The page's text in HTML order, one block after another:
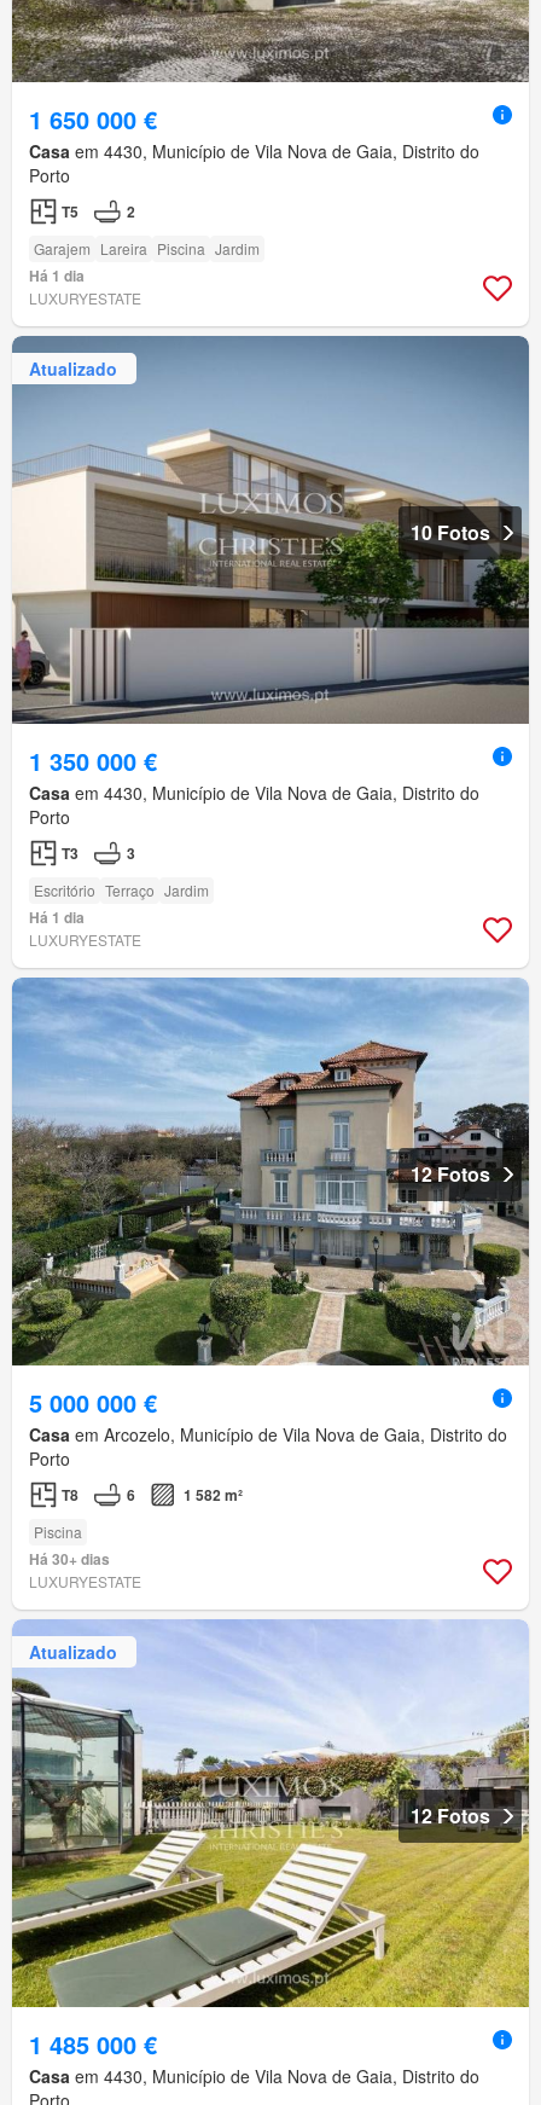
1 650 000 €
Casa em 4430, Município de Vila Nova de Gaia, Distrito do
Porto
T5 2
Garajem Lareira Piscina Jardim
Há 1 dia
LUXURYESTATE
Atualizado
10 Fotos
1 350 000 €
Casa em 4430, Município de Vila Nova de Gaia, Distrito do
Porto
T3 3
Escritório Terraço Jardim
Há 1 dia
LUXURYESTATE
12 Fotos
5 000 000 €
Casa em Arcozelo, Município de Vila Nova de Gaia, Distrito do
Porto
T8 6 1 582 m²
Piscina
Há 30+ dias
LUXURYESTATE
Atualizado
12 Fotos
1 485 000 €
Casa em 4430, Município de Vila Nova de Gaia, Distrito do